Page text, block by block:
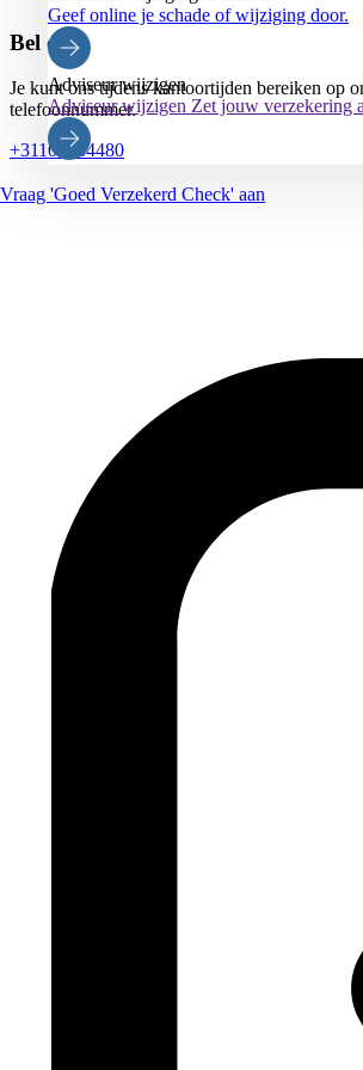
Geef online je schade of wijziging door.
Adviseur wijzigen
Adviseur wijzigen Zet jouw verzekering
Vraag 'Goed Verzekerd Check' aan
Bel ons
Je kunt ons tijdens kantoortijden bereiken op
telefoonnummer.
+31102884480